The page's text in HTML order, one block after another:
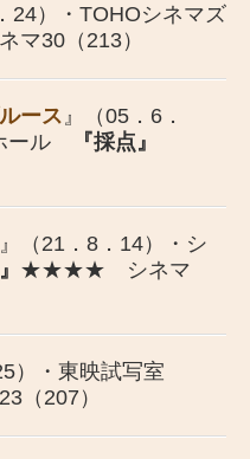
24）・TOHOシネマズ
30（213）
ース 』（05．6．
ール
『採点』
』（21．8．14）・シ
』 ★★★★ シネマ
）・東映試写室
207）